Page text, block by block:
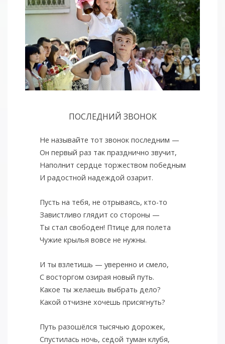
ПОСЛЕДНИЙ ЗВОНОК
Не называйте тот звонок последним —
Он первый раз так празднично звучит,
Наполнит сердце торжеством победным
И радостной надеждой озарит.
Пусть на тебя, не отрываясь, кто-то
Завистливо глядит со стороны —
Ты стал свободен! Птице для полета
Чужие крылья вовсе не нужны.
И ты взлетишь — уверенно и смело,
С восторгом озирая новый путь.
Какое ты желаешь выбрать дело?
Какой отчизне хочешь присягнуть?
Путь разошёлся тысячью дорожек,
Спустилась ночь, седой туман клубя,